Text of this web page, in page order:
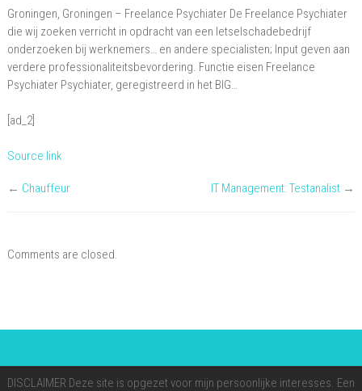
@
Groningen
Groningen, Groningen – Freelance Psychiater De Freelance Psychiater
die wij zoeken verricht in opdracht van een letselschadebedrijf
onderzoeken bij werknemers… en andere specialisten; Input geven aan
verdere professionaliteitsbevordering. Functie eisen Freelance
Psychiater Psychiater, geregistreerd in het BIG…
[ad_2]
Source link
← Chauffeur IT Management: Testanalist →
Comments are closed.
DISCLAIMER Deze site is opgezet voor mijn persoonlijke interesses. Een